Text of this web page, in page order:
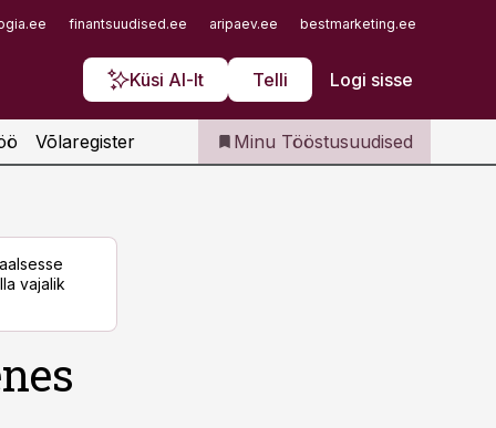
finantsuudised.ee aripaev.ee bestmarketing.ee
Küsi AI-lt Telli Logi sisse
Iseteenindus
Telli Tööstusuudised
Võlaregister Minu Tööstusuudised
vajalik